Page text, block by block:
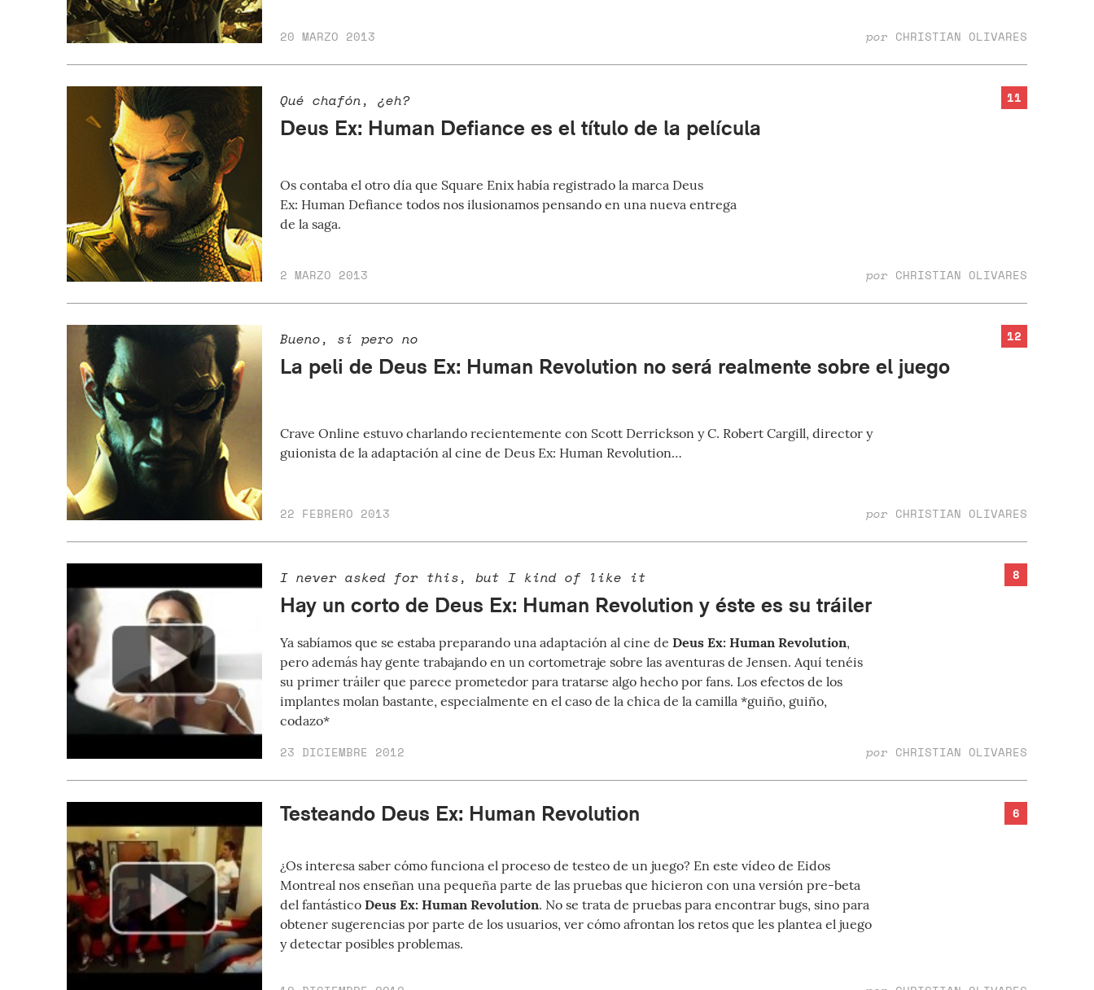
20 MARZO 2013 por CHRISTIAN OLIVARES
11
Qué chafón, ¿eh?
Deus Ex: Human Defiance es el título de la película
Os contaba el otro día que Square Enix había registrado la marca Deus
Ex: Human Defiance todos nos ilusionamos pensando en una nueva entrega
de la saga.
2 MARZO 2013 por CHRISTIAN OLIVARES
12
Bueno, sí pero no
La peli de Deus Ex: Human Revolution no será realmente sobre el juego
Crave Online estuvo charlando recientemente con Scott Derrickson y C. Robert Cargill, director y
guionista de la adaptación al cine de Deus Ex: Human Revolution…
22 FEBRERO 2013 por CHRISTIAN OLIVARES
8
I never asked for this, but I kind of like it
Hay un corto de Deus Ex: Human Revolution y éste es su tráiler
Ya sabíamos que se estaba preparando una adaptación al cine de Deus Ex: Human Revolution,
pero además hay gente trabajando en un cortometraje sobre las aventuras de Jensen. Aquí tenéis
su primer tráiler que parece prometedor para tratarse algo hecho por fans. Los efectos de los
implantes molan bastante, especialmente en el caso de la chica de la camilla *guiño, guiño,
codazo*
23 DICIEMBRE 2012 por CHRISTIAN OLIVARES
6
Testeando Deus Ex: Human Revolution
¿Os interesa saber cómo funciona el proceso de testeo de un juego? En este vídeo de Eidos
Montreal nos enseñan una pequeña parte de las pruebas que hicieron con una versión pre-beta
del fantástico Deus Ex: Human Revolution. No se trata de pruebas para encontrar bugs, sino para
obtener sugerencias por parte de los usuarios, ver cómo afrontan los retos que les plantea el juego
y detectar posibles problemas.